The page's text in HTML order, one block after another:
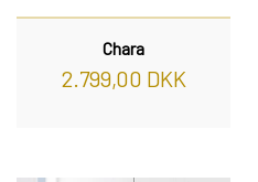
Chara
2.799,00 DKK